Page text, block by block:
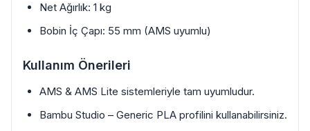
Net Ağırlık: 1 kg
Bobin İç Çapı: 55 mm (AMS uyumlu)
Kullanım Önerileri
AMS & AMS Lite sistemleriyle tam uyumludur.
Bambu Studio – Generic PLA profilini kullanabilirsiniz.